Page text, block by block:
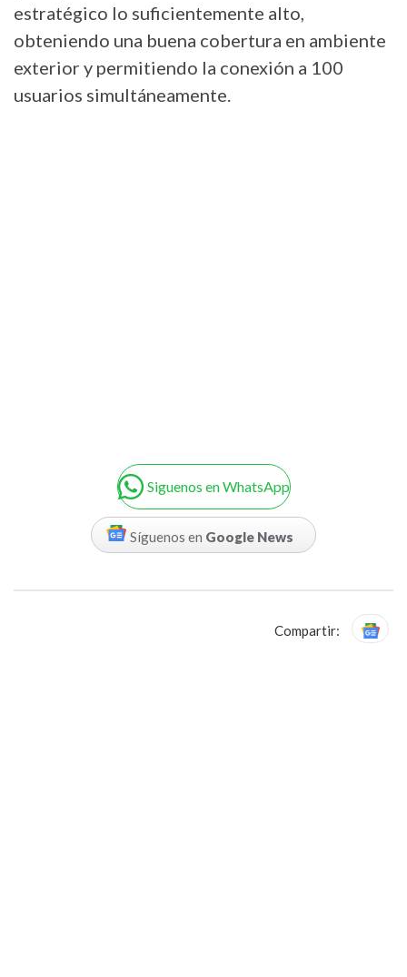
estratégico lo suficientemente alto,
obteniendo una buena cobertura en ambiente
exterior y permitiendo la conexión a 100
usuarios simultáneamente.
Siguenos en WhatsApp
Síguenos en Google News
Compartir: